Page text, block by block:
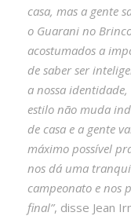
casa, mas a gente
o Guarani no
acostumados a
de saber ser
a nossa identidade,
estilo não muda
de casa e a gente
máximo possível
nos dá uma
campeonato e nos
final”, disse Jean